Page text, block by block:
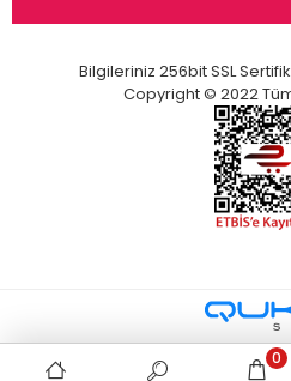
Bilgileriniz 256bit SSL
Copyright © 2022
0